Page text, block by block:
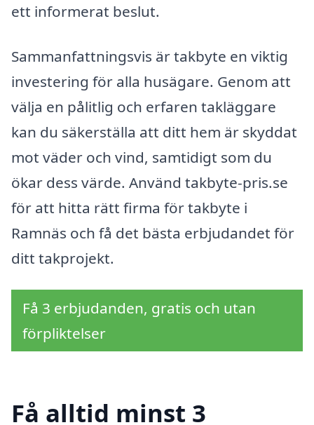
ett informerat beslut.
Sammanfattningsvis är takbyte en viktig
investering för alla husägare. Genom att
välja en pålitlig och erfaren takläggare
kan du säkerställa att ditt hem är skyddat
mot väder och vind, samtidigt som du
ökar dess värde. Använd takbyte-pris.se
för att hitta rätt firma för takbyte i
Ramnäs och få det bästa erbjudandet för
ditt takprojekt.
Få 3 erbjudanden, gratis och utan
förpliktelser
Få alltid minst 3